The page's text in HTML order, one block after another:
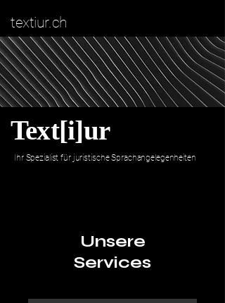
Text[i]ur
Ihr Spezialist für juristische Sprachangelegenheiten
textiur.ch
Unsere
Services